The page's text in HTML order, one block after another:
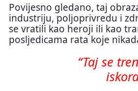
Povijesno gledano, taj
industriju, poljoprivredu i
se vratili kao heroji ili kao
posljedicama rata koje
“Taj se